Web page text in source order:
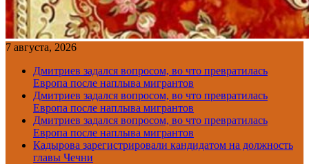
7 августа, 2026
Дмитриев задался вопросом, во что превратилась
Европа после наплыва мигрантов
Дмитриев задался вопросом, во что превратилась
Европа после наплыва мигрантов
Дмитриев задался вопросом, во что превратилась
Европа после наплыва мигрантов
Кадырова зарегистрировали кандидатом на должность
главы Чечни